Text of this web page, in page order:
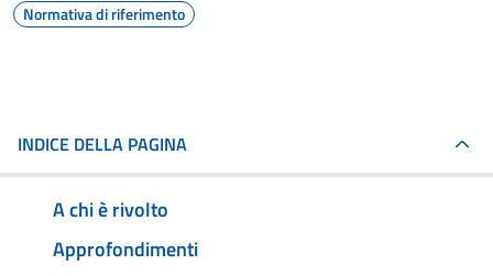
Normativa di riferimento
INDICE DELLA PAGINA
A chi è rivolto
Approfondimenti